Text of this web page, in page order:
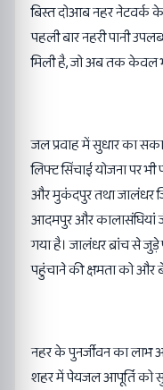
बिस्त दोआब नहर नेटवर्क
पहली बार नहरी पानी
मिली है, जो अब तक केवल
जल प्रवाह में सुधार का
लिफ्ट सिंचाई योजना पर
और मुकंदपुर तथा जालंधर
आदमपुर और कालासंघियां
गया है। जालंधर ब्रांच से
पहुंचाने की क्षमता को और
नहर के पुनर्जीवन का लाभ
शहर में पेयजल आपूर्ति को